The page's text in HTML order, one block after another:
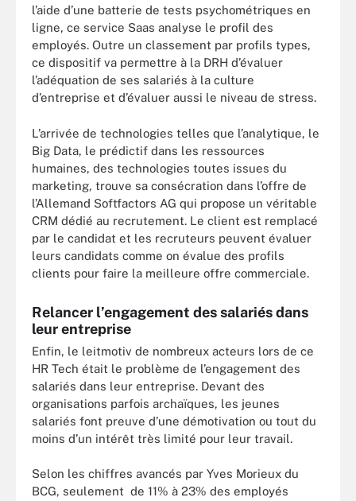
l’aide d’une batterie de tests psychométriques en
ligne, ce service Saas analyse le profil des
employés. Outre un classement par profils types,
ce dispositif va permettre à la DRH d’évaluer
l’adéquation de ses salariés à la culture
d’entreprise et d’évaluer aussi le niveau de stress.
L’arrivée de technologies telles que l’analytique, le
Big Data, le prédictif dans les ressources
humaines, des technologies toutes issues du
marketing, trouve sa consécration dans l’offre de
l’Allemand Softfactors AG qui propose un véritable
CRM dédié au recrutement. Le client est remplacé
par le candidat et les recruteurs peuvent évaluer
leurs candidats comme on évalue des profils
clients pour faire la meilleure offre commerciale.
Relancer l’engagement des salariés dans
leur entreprise
Enfin, le leitmotiv de nombreux acteurs lors de ce
HR Tech était le problème de l’engagement des
salariés dans leur entreprise. Devant des
organisations parfois archaïques, les jeunes
salariés font preuve d’une démotivation ou tout du
moins d’un intérêt très limité pour leur travail.
Selon les chiffres avancés par Yves Morieux du
BCG, seulement de 11% à 23% des employés